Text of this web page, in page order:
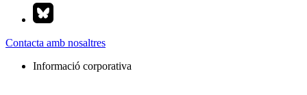
Contacta amb nosaltres
Informació corporativa